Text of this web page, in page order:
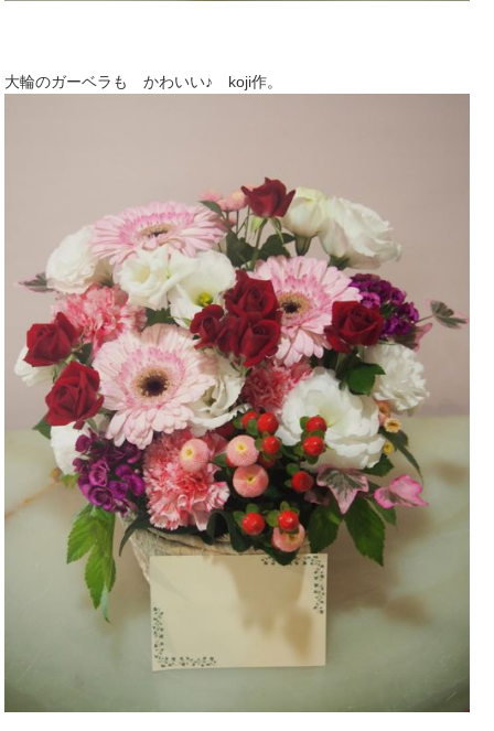
大輪のガーベラも かわいい♪ koji作。